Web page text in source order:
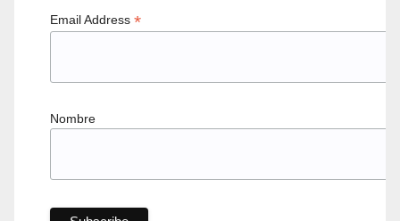
Email Address *
Nombre